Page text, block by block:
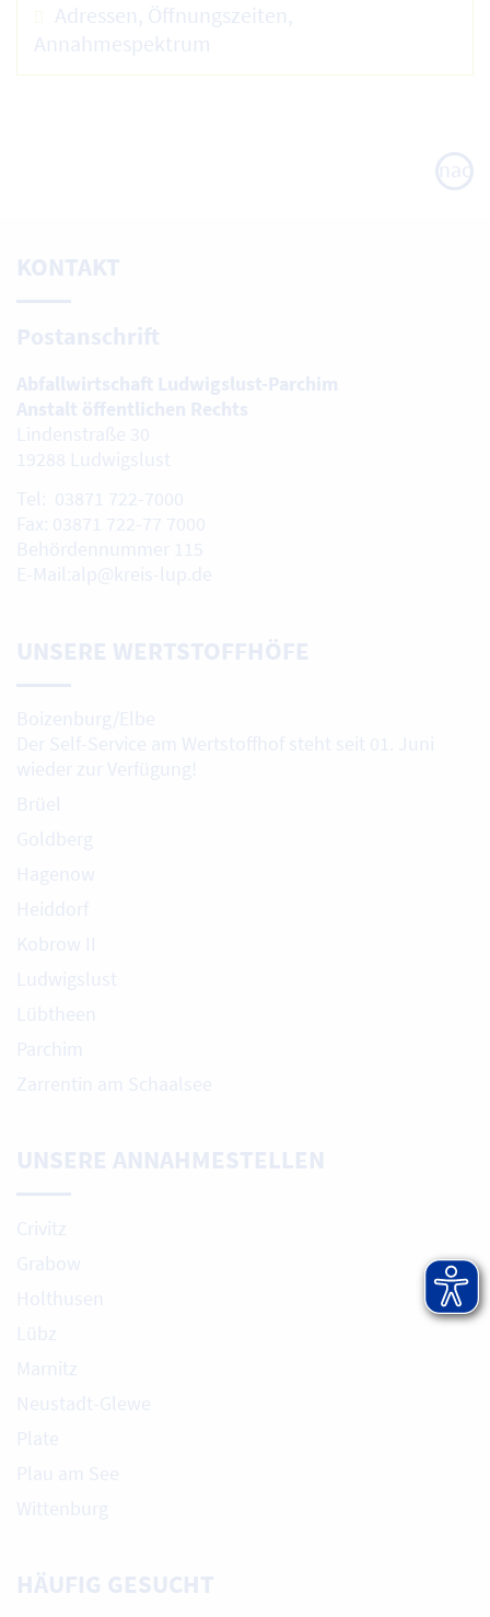
Adressen, Öffnungszeiten,
Annahmespektrum
nach
oben
KONTAKT
Postanschrift
Abfallwirtschaft Ludwigslust-Parchim
Anstalt öffentlichen Rechts
Lindenstraße 30
19288 Ludwigslust
Tel: 03871 722-7000
Fax: 03871 722-77 7000
Behördennummer 115
E-Mail:alp@kreis-lup.de
UNSERE WERTSTOFFHÖFE
Boizenburg/Elbe
Der Self-Service am Wertstoffhof steht seit 01. Juni
wieder zur Verfügung!
Brüel
Goldberg
Hagenow
Heiddorf
Kobrow II
Ludwigslust
Lübtheen
Parchim
Zarrentin am Schaalsee
UNSERE ANNAHMESTELLEN
Crivitz
Grabow
Holthusen
Lübz
Marnitz
Neustadt-Glewe
Plate
Plau am See
Wittenburg
HÄUFIG GESUCHT